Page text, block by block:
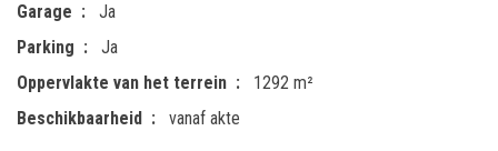
Garage
Ja
Parking
Ja
Oppervlakte van het terrein
1292 m²
Beschikbaarheid
vanaf akte